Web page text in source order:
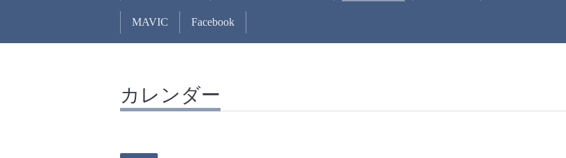
MAVIC Facebook
カレンダー